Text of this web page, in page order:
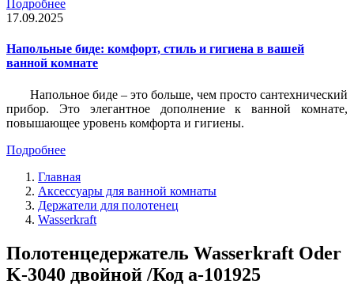
Подробнее
17.09.2025
Напольные биде: комфорт, стиль и гигиена в вашей
ванной комнате
Напольное биде – это больше, чем просто сантехнический
прибор. Это элегантное дополнение к ванной комнате,
повышающее уровень комфорта и гигиены.
Подробнее
Главная
Аксессуары для ванной комнаты
Держатели для полотенец
Wasserkraft
Полотенцедержатель Wasserkraft Oder
K-3040 двойной /Код a-101925